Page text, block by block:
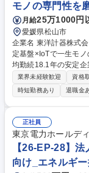
モノの専門性を
月給25万1000円
愛媛県松山市
企業名 東洋計器株式会社 求人名 松山｜法人営業◆国内シェアト
定基盤×IoTで一生モノの専門性を磨く 仕事
均勤続18.1年の安定
ス10年）インフラ機
専門性を武器にできる提案営業です。 ■具
ガス会社）への定期
法による定期的な交
み。■入社後の壁：専
ん。完璧主義より「周
活躍中。■環境：拠点
を据える。 募集職種 松山｜法人営業◆国内シェアトップの安定基盤×IoT
で一生モノの専門性を
業界未経験歓迎 資格
時短勤務あり
退職金
正社員
東京電力ホールデ
【26-EP-28】
向け_エネルギ